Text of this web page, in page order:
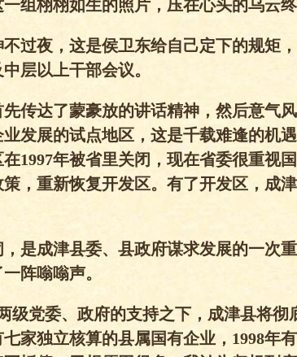
组栩栩如生的照片，压在心头的乌云终
过夜，这是侯卫东给自己定下的规矩
层以上干部会议。
传达了蒙豪放的讲话精神，然后意气
发展的试点地区，这是千载难逢的机
1997年被省里关闭，现在省委很重视
策，重新恢复开发区。有了开发区，成
是成津县委、县政府谋求发展的一次
阵嗡嗡声。
级党委、政府的支持之下，成津县将彻
家独立核算的县属国有企业，1998年